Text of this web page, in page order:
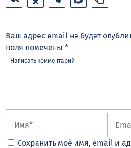
Ваш адрес email не будет
поля помечены *
Сохранить моё имя, email и